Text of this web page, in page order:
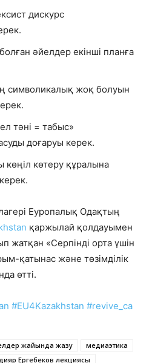
дискурс
әйелдер екінші планға
символикалық жоқ болуын
тәні = табыс»
доғаруы керек.
көтеру құралына
Еуропалық Одақтың
қаржылай қолдауымен
жатқан «Серпінді орта үшін
қатынас және төзімділік
өтті.
#EU4Kazakhstan #revive_ca
жайында жазу
медиаэтика
Ергебеков лекциясы